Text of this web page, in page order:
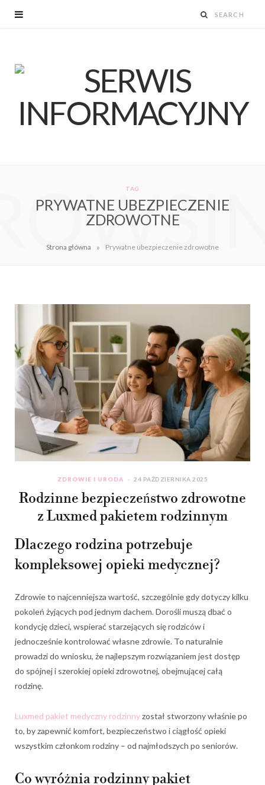
TAG
PRYWATNE UBEZPIECZENIE
ZDROWOTNE
Strona główna » Prywatne ubezpieczenie zdrowotne
ZDROWIE I URODA 24 PAŹDZIERNIKA 2025
Rodzinne bezpieczeństwo zdrowotne
z Luxmed pakietem rodzinnym
Dlaczego rodzina potrzebuje
kompleksowej opieki medycznej?
Zdrowie to najcenniejsza wartość, szczególnie gdy dotyczy kilku
pokoleń żyjących pod jednym dachem. Dorośli muszą dbać o
kondycję dzieci, wspierać starzejących się rodziców i
jednocześnie kontrolować własne zdrowie. To naturalnie
prowadzi do wniosku, że najlepszym rozwiązaniem jest dostęp
do spójnej i szerokiej opieki zdrowotnej, obejmującej całą
rodzinę.
Luxmed pakiet medyczny rodzinnyzostał stworzony właśnie po
to, by zapewnić komfort, bezpieczeństwo i ciągłość opieki
wszystkim członkom rodziny – od najmłodszych po seniorów.
Co wyróżnia rodzinny pakiet